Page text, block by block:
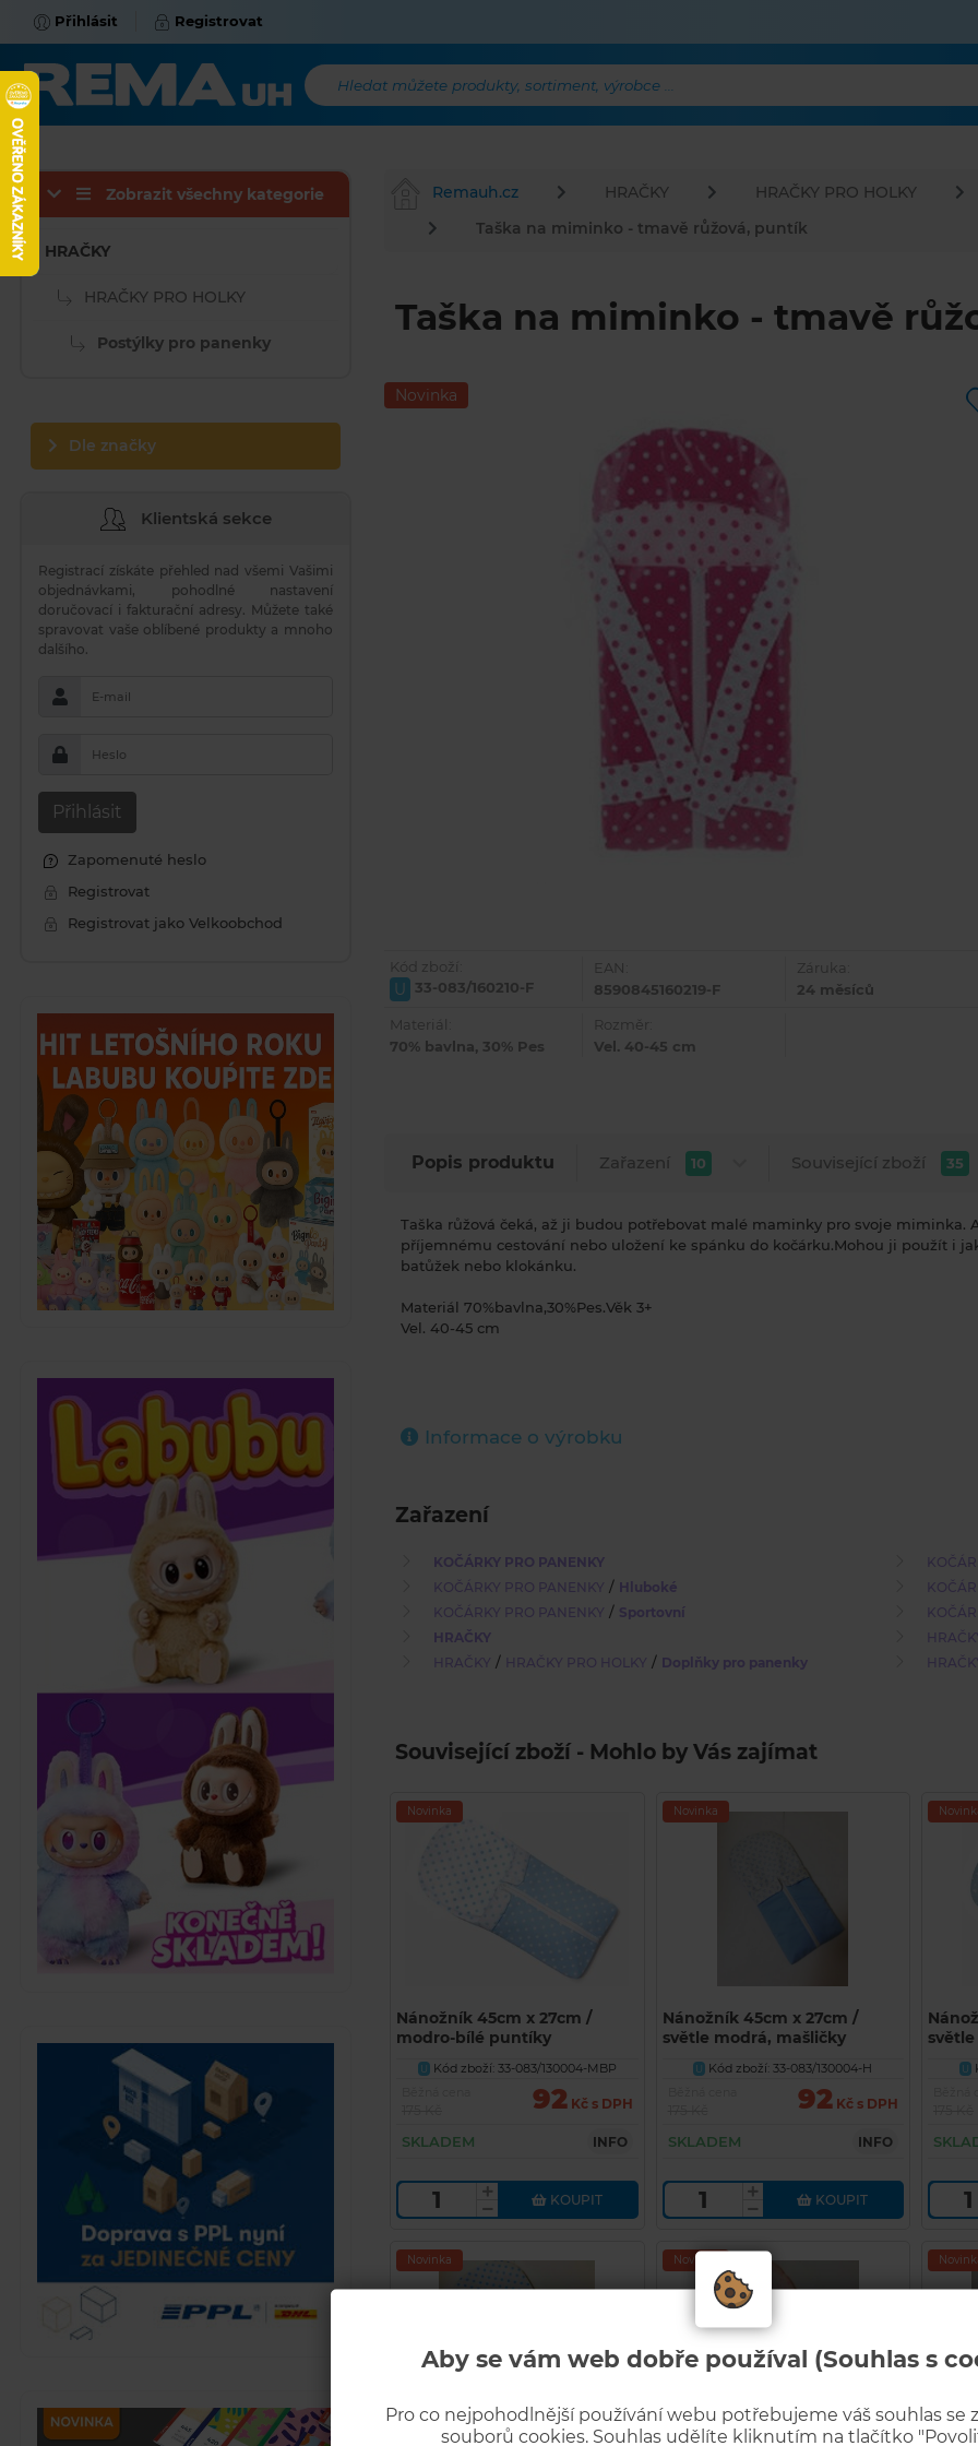
Aby se vám web dobře používal (Souhlas s
Pro co nejpohodlnější používání webu potřebujeme váš souhlas se
souborů cookies. Souhlas udělíte kliknutím na tlačítko
Přihlásit Registrovat
Hledat můžete produkty, sortiment, výrobce ...
Remauh.cz HRAČKY HRAČKY PRO HOLKY
Taška na miminko - tmavě růžová, puntík
Taška na miminko - tmavě
Novinka
Kód zboží:
U 33-083/160210-F
EAN:
8590845160219-F
Záruka:
24 měsíců
Materiál:
70% bavlna, 30% Pes
Rozměr:
Vel. 40-45 cm
Popis produktu Zařazení 10 Související zboží 35
Taška růžová čeká, až ji budou potřebovat malé maminky pro svoje miminka.
příjemnému cestování nebo uložení ke spánku do kočárku.Mohou ji použít i
batůžek nebo klokánku.
Materiál 70%bavlna,30%Pes.Věk 3+
Vel. 40-45 cm
Informace o výrobku
Zařazení
KOČÁRKY PRO PANENKY
KOČÁRKY PRO PANENKY / Hluboké
KOČÁRKY PRO PANENKY / Sportovní
HRAČKY
HRAČKY / HRAČKY PRO HOLKY / Doplňky pro panenky
Související zboží - Mohlo by Vás zajímat
Novinka
Nánožník 45cm x 27cm /
modro-bílé puntíky
U Kód zboží: 33-083/130004-MBP
92Kč s DPH
SKLADEM INFO
KOUPIT
Novinka
Nánožník 45cm x 27cm /
světle modrá, mašličky
U
Kód zboží: 33-083/130004-H
92 Kč s DPH
SKLADEM INFO
KOUPIT
U
Novinka Novinka
Zobrazit všechny kategorie
HRAČKY
HRAČKY PRO HOLKY
Postýlky pro panenky
Dle značky
Klientská sekce
Registrací získáte přehled nad všemi Vašimi
objednávkami, pohodlné nastavení
doručovací i fakturační adresy. Můžete také
spravovat vaše oblíbené produkty a mnoho
dalšího.
E-mail
Heslo
Přihlásit
Zapomenuté heslo
Registrovat
Registrovat jako Velkoobchod